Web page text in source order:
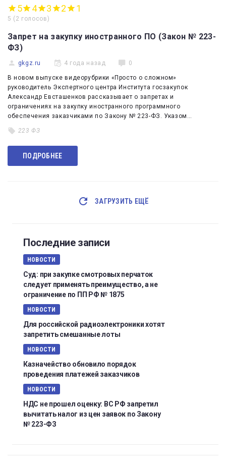
5 4 3 2 1
5 ( 2 голосов )
Запрет на закупку иностранного ПО (Закон № 223-
ФЗ)
gkgz.ru 4 года назад 0
В новом выпуске видеорубрики «Просто о сложном»
руководитель Экспертного центра Института госзакупок
Александр Евсташенков рассказывает о запретах и
ограничениях на закупку иностранного программного
обеспечения заказчиками по Закону № 223-ФЗ. Указом…
223 ФЗ
ПОДРОБНЕЕ
ЗАГРУЗИТЬ ЕЩЁ
Последние записи
НОВОСТИ
Суд: при закупке смотровых перчаток
следует применять преимущество, а не
ограничение по ПП РФ № 1875
НОВОСТИ
Для российской радиоэлектроники хотят
запретить смешанные лоты
НОВОСТИ
Казначейство обновило порядок
проведения платежей заказчиков
НОВОСТИ
НДС не прошел оценку: ВС РФ запретил
вычитать налог из цен заявок по Закону
№ 223-ФЗ